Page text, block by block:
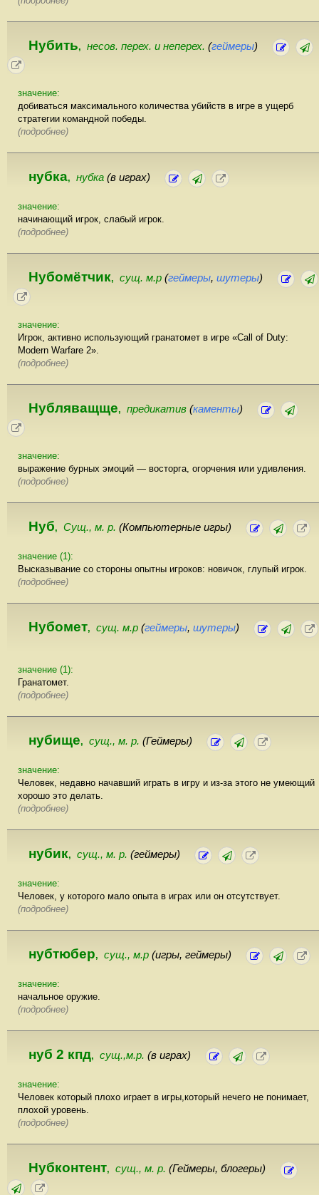
Нубить, несов. перех. и неперех. (геймеры)
значение:
добиваться максимального количества убийств в игре в ущерб
стратегии командной победы.
(подробнее)
нубка, нубка (в играх)
значение:
начинающий игрок, слабый игрок.
(подробнее)
Нубомётчик, сущ. м.р (геймеры, шутеры)
значение:
Игрок, активно использующий гранатомет в игре «Call of Duty:
Мodern Warfare 2».
(подробнее)
Нубляващще, предикатив (каменты)
значение:
выражение бурных эмоций — восторга, огорчения или удивления.
(подробнее)
Нуб, Сущ., м. р. (Компьютерные игры)
значение (1):
Высказывание со стороны опытны игроков: новичок, глупый игрок.
(подробнее)
Нубомет, сущ. м.р (геймеры, шутеры)
значение (1):
Гранатомет.
(подробнее)
нубище, сущ., м. р. (Геймеры)
значение:
Человек, недавно начавший играть в игру и из-за этого не умеющий
хорошо это делать.
(подробнее)
нубик, сущ., м. р. (геймеры)
значение:
Человек, у которого мало опыта в играх или он отсутствует.
(подробнее)
нубтюбер, сущ., м.р (игры, геймеры)
значение:
начальное оружие.
(подробнее)
нуб 2 кпд, сущ.,м.р. (в играх)
значение:
Человек который плохо играет в игры,который нечего не понимает,
плохой уровень.
(подробнее)
Нубконтент, сущ., м. р. (Геймеры, блогеры)